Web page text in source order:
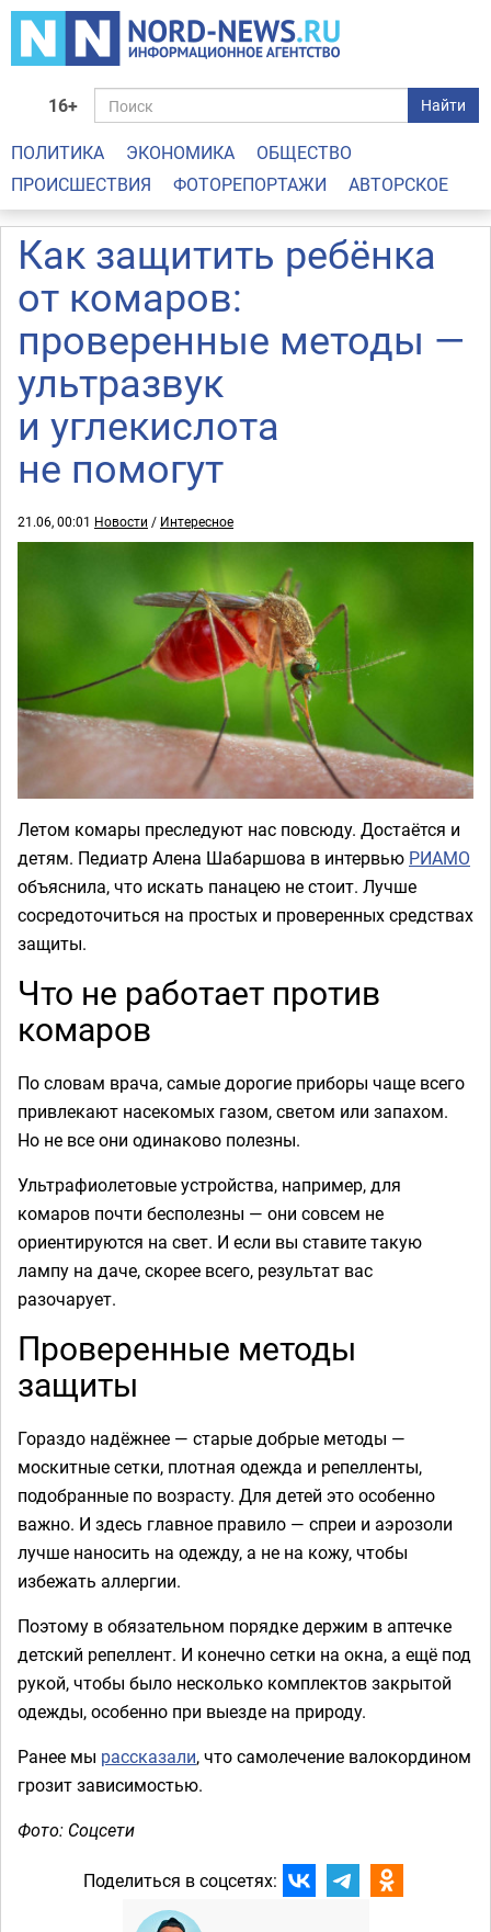
16+ Найти
ПОЛИТИКА ЭКОНОМИКА
ОБЩЕСТВО
ПРОИСШЕСТВИЯ
ФОТОРЕПОРТАЖИ АВТОРСКОЕ
Как защитить ребёнка
от комаров:
проверенные методы —
ультразвук
и углекислота
не помогут
21.06, 00:01 Новости / Интересное
Летом комары преследуют нас повсюду. Достаётся и
детям. Педиатр Алена Шабаршова в интервью РИАМО
объяснила, что искать панацею не стоит. Лучше
сосредоточиться на простых и проверенных средствах
защиты.
Что не работает против
комаров
По словам врача, самые дорогие приборы чаще всего
привлекают насекомых газом, светом или запахом.
Но не все они одинаково полезны.
Ультрафиолетовые устройства, например, для
комаров почти бесполезны — они совсем не
ориентируются на свет. И если вы ставите такую
лампу на даче, скорее всего, результат вас
разочарует.
Проверенные методы
защиты
Гораздо надёжнее — старые добрые методы —
москитные сетки, плотная одежда и репелленты,
подобранные по возрасту. Для детей это особенно
важно. И здесь главное правило — спреи и аэрозоли
лучше наносить на одежду, а не на кожу, чтобы
избежать аллергии.
Поэтому в обязательном порядке держим в аптечке
детский репеллент. И конечно сетки на окна, а ещё под
рукой, чтобы было несколько комплектов закрытой
одежды, особенно при выезде на природу.
Ранее мы рассказали, что самолечение валокордином
грозит зависимостью.
Фото: Соцсети
Поделиться в соцсетях: